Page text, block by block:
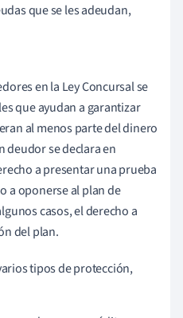
que se les adeudan,
en la Ley Concursal se
que ayudan a garantizar
al menos parte del dinero
deudor se declara en
a presentar una prueba
a oponerse al plan de
casos, el derecho a
del plan.
tipos de protección,